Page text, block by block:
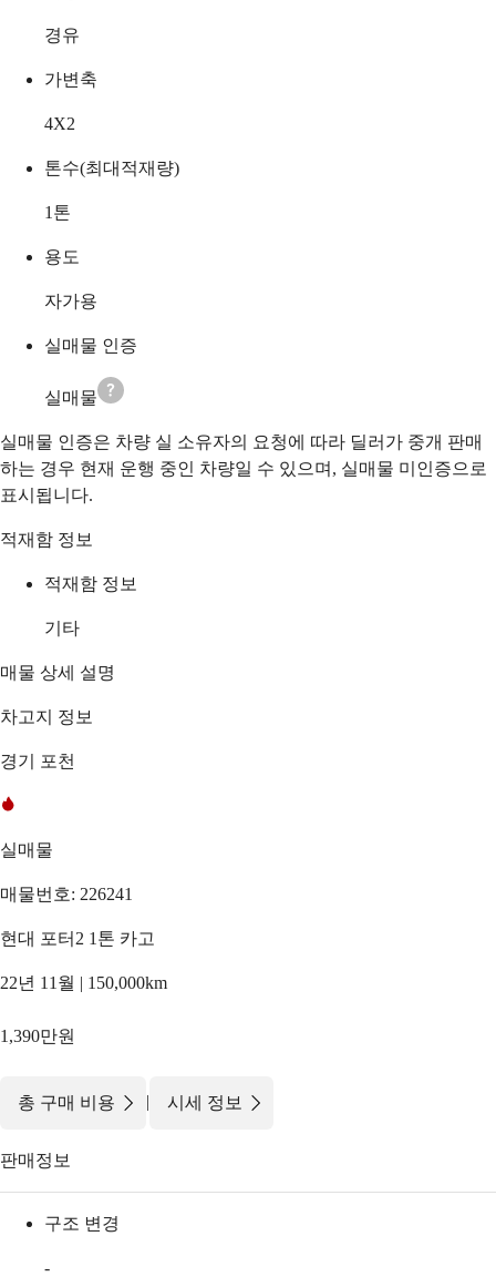
경유
가변축
4X2
톤수(최대적재량)
1 톤
용도
자가용
실매물 인증
실매물
실매물 인증은 차량 실 소유자의 요청에 따라 딜러가 중개 판매
하는 경우 현재 운행 중인 차량일 수 있으며, 실매물 미인증으로
표시됩니다.
적재함 정보
적재함 정보
기타
매물 상세 설명
차고지 정보
경기 포천
실매물
매물번호: 226241
현대 포터2 1톤 카고
22년 11월 | 150,000km
1,390만원
총 구매 비용 | 시세 정보
판매정보
구조 변경
-